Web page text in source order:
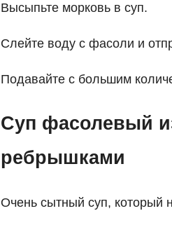
Высыпьте морковь в суп.
Слейте воду с фасоли и
Подавайте с большим
Суп фасолевый
ребрышками
Очень сытный суп, который